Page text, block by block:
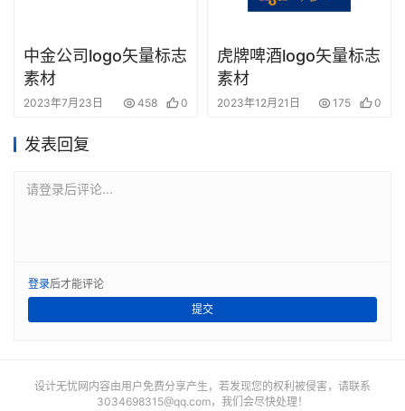
中金公司logo矢量标志
素材
2023年7月23日 458 0
虎牌啤酒logo矢量标志
素材
2023年12月21日 175 0
发表回复
请登录后评论...
登录后才能评论
提交
设计无忧网内容由用户免费分享产生，若发现您的权利被侵害，请联系
3034698315@qq.com，我们会尽快处理！